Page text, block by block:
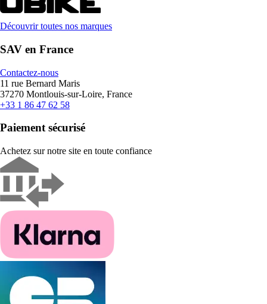
Découvrir toutes nos marques
SAV en France
Contactez-nous
11 rue Bernard Maris
37270 Montlouis-sur-Loire, France
+33 1 86 47 62 58
Paiement sécurisé
Achetez sur notre site en toute confiance